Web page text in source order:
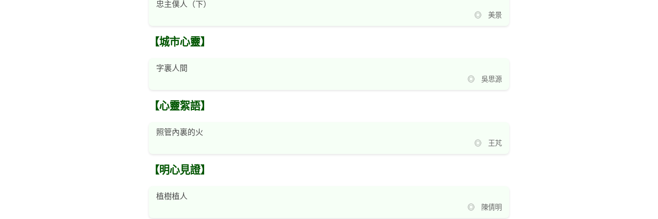
忠主僕人（下）
◎ 美景
【城市心靈】
字裏人間
◎ 吳思源
【心靈絮語】
照管內裏的火
◎ 王芃
【明心見證】
植樹植人
◎ 陳倩明